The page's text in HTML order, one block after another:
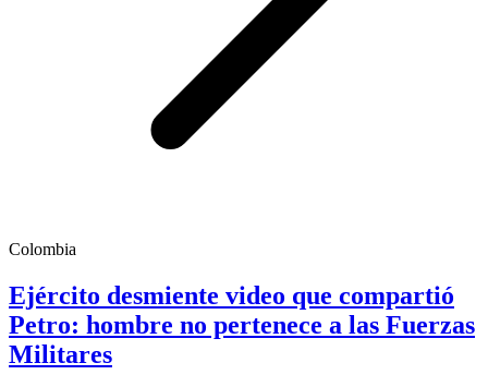
Colombia
Ejército desmiente video que compartió
Petro: hombre no pertenece a las Fuerzas
Militares